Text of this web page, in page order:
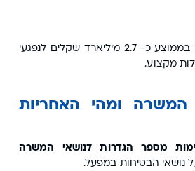
ביטח לאומי משלם בממוצע כ- 2.7 מיליארד שקלים לנפגעי
מקצוע.
ומהי האחריות
מספר הגדרות לנושאי המשרה
נושאי הבטיחות במפעל.